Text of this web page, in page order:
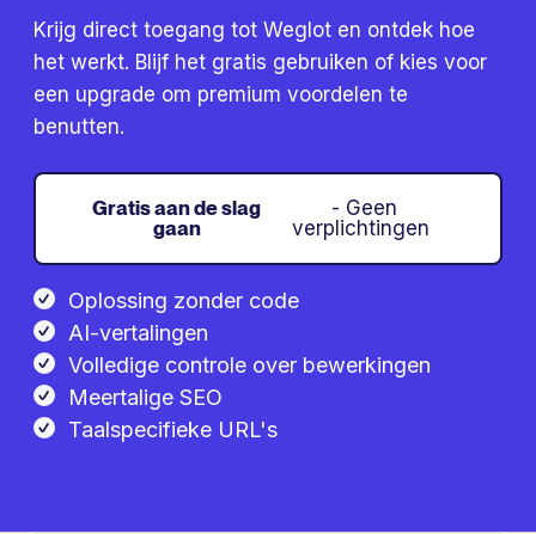
Krijg direct toegang tot Weglot en ontdek hoe
het werkt. Blijf het gratis gebruiken of kies voor
een upgrade om premium voordelen te
benutten.
Gratis aan de slag
gaan
- Geen
verplichtingen
Oplossing zonder code
AI-vertalingen
Volledige controle over bewerkingen
Meertalige SEO
Taalspecifieke URL's